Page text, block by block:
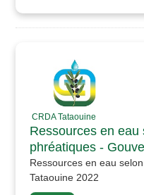
CRDA Tataouine
Ressources en eau
phréatiques -
Ressources en eau
Tataouine 2022